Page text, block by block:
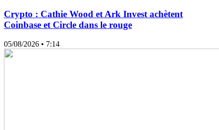
Crypto : Cathie Wood et Ark Invest achètent
Coinbase et Circle dans le rouge
05/08/2026 • 7:14